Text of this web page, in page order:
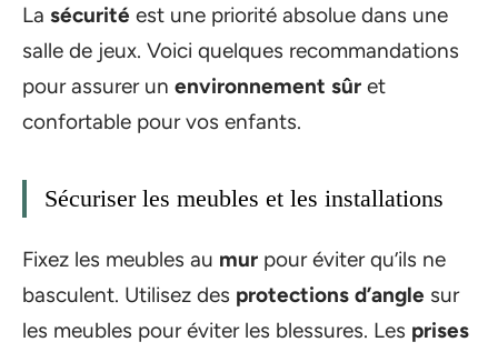
La sécurité est une priorité absolue dans une
salle de jeux. Voici quelques recommandations
pour assurer un environnement sûr et
confortable pour vos enfants.
Sécuriser les meubles et les installations
Fixez les meubles au mur pour éviter qu’ils ne
basculent. Utilisez des protections d’angle sur
les meubles pour éviter les blessures. Les prises